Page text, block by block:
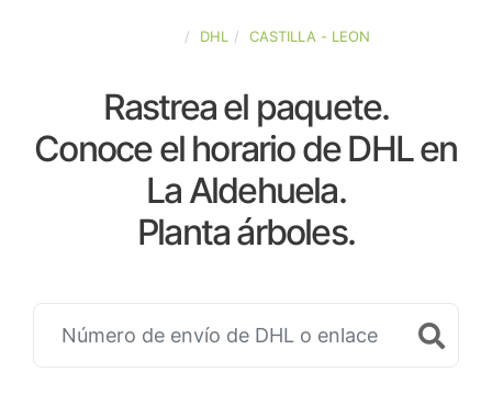
DHL CASTILLA - LEON
Rastrea el paquete.
Conoce el horario de DHL en
La Aldehuela.
Planta árboles.